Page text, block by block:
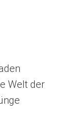
Welt der